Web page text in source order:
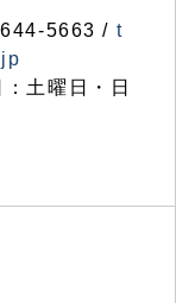
5663 / t
土曜日・日